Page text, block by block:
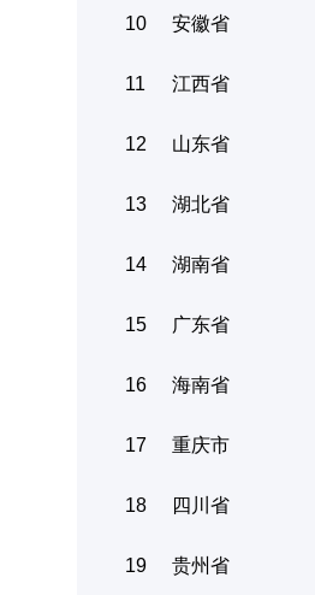
10 安徽省
11 江西省
12 山东省
13 湖北省
14 湖南省
15 广东省
16 海南省
17 重庆市
18 四川省
19 贵州省